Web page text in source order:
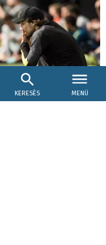
KERESÉS MENÜ